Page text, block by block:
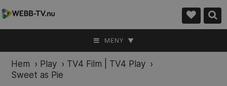
MENY ▼
Hem › Play › TV4 Film | TV4 Play ›
Sweet as Pie